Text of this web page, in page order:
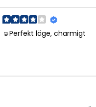
☺Perfekt läge, charmigt